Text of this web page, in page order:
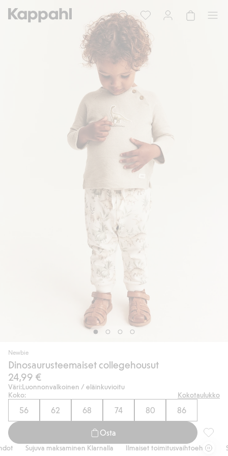
Newbie
Dinosaurusteemaiset collegehousut
24,99 €
Väri:Luonnonvalkoinen / eläinkuvioitu
Koko:
Kokotaulukko
56 62 68 74 80 86
Osta
Sujuva maksaminen Klarnalla Ilmaiset toimitusvaihtoehdot